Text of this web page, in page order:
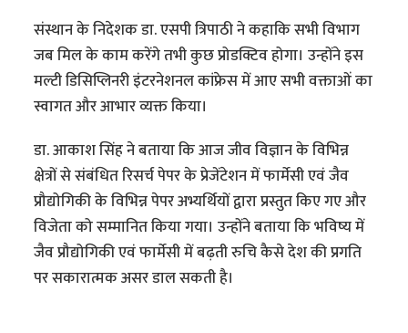
संस्थान के निदेशक डा. एसपी त्रिपाठी ने कहाकि सभी विभाग
जब मिल के काम करेंगे तभी कुछ प्रोडक्टिव होगा। उन्होंने इस
मल्टी डिसिप्लिनरी इंटरनेशनल कांफ्रेस में आए सभी वक्ताओं का
स्वागत और आभार व्यक्त किया।
डा. आकाश सिंह ने बताया कि आज जीव विज्ञान के विभिन्न
क्षेत्रों से संबंधित रिसर्च पेपर के प्रेजेंटेशन में फार्मेसी एवं जैव
प्रौद्योगिकी के विभिन्न पेपर अभ्यर्थियों द्वारा प्रस्तुत किए गए और
विजेता को सम्मानित किया गया। उन्होंने बताया कि भविष्य में
जैव प्रौद्योगिकी एवं फार्मेसी में बढ़ती रुचि कैसे देश की प्रगति
पर सकारात्मक असर डाल सकती है।